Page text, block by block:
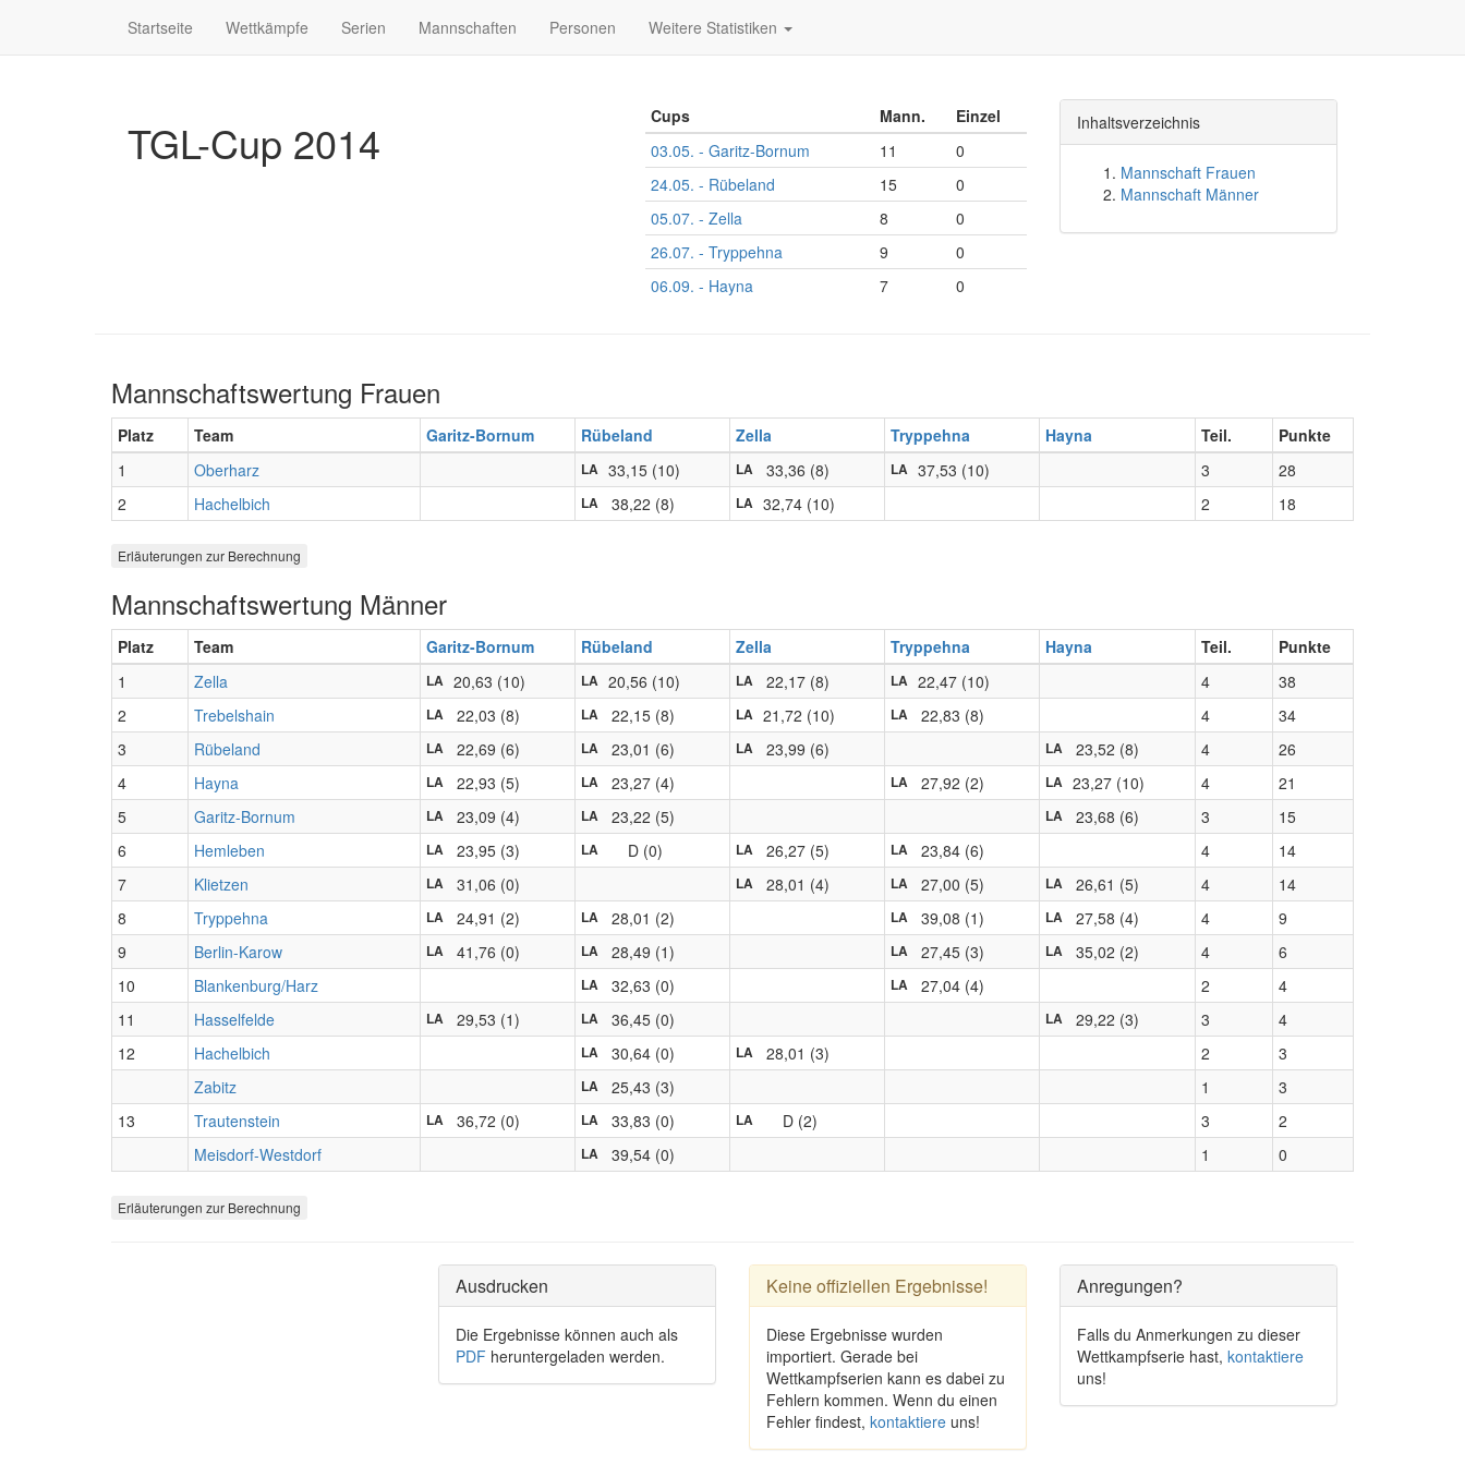
Startseite Wettkämpfe Serien Mannschaften Personen Weitere Statistiken
TGL-Cup 2014 Cups Mann.
Einzel
03.05. - Garitz-Bornum
11
0
24.05. - Rübeland
15
0
05.07. - Zella
8
0
26.07. - Tryppehna
9
0
06.09. - Hayna
7 0
Inhaltsverzeichnis
Mannschaft Frauen
Mannschaft Männer
Mannschaftswertung Frauen
Platz Team Garitz-Bornum Rübeland Zella Tryppehna Hayna Teil.
Punkte
1
Oberharz LA 33,15 (10) LA 33,36 (8) LA 37,53 (10) 3
28
2
Hachelbich LA 38,22 (8) LA 32,74 (10) 2 18
Erläuterungen zur Berechnung
Mannschaftswertung Männer
Platz Team Garitz-Bornum Rübeland Zella Tryppehna Hayna Teil.
Punkte
1
Zella LA 20,63 (10) LA 20,56 (10) LA 22,17 (8) LA 22,47 (10) 4
38
2
Trebelshain LA 22,03 (8) LA 22,15 (8) LA 21,72 (10) LA 22,83 (8) 4
34
3
Rübeland LA 22,69 (6) LA 23,01 (6) LA 23,99 (6) LA 23,52 (8) 4
26
4
Hayna LA 22,93 (5) LA 23,27 (4) LA 27,92 (2) LA 23,27 (10) 4
21
5
Garitz-Bornum LA 23,09 (4) LA 23,22 (5) LA 23,68 (6) 3
15
6
Hemleben LA 23,95 (3) LA D (0) LA 26,27 (5) LA 23,84 (6) 4
14
7
Klietzen LA 31,06 (0) LA 28,01 (4) LA 27,00 (5) LA 26,61 (5) 4
14
8
Tryppehna LA 24,91 (2) LA 28,01 (2) LA 39,08 (1) LA 27,58 (4) 4
9
9
Berlin-Karow LA 41,76 (0) LA 28,49 (1) LA 27,45 (3) LA 35,02 (2) 4
6
10
Blankenburg/Harz LA 32,63 (0) LA 27,04 (4) 2
4
11
Hasselfelde LA 29,53 (1) LA 36,45 (0) LA 29,22 (3) 3
4
12
Hachelbich LA 30,64 (0) LA 28,01 (3) 2
3
Zabitz
LA 25,43 (3) 1
3
13
Trautenstein LA 36,72 (0) LA 33,83 (0) LA D (2) 3
2
Meisdorf-Westdorf
LA 39,54 (0) 1 0
Erläuterungen zur Berechnung
Anregungen?
Falls du Anmerkungen zu dieser
Wettkampfserie hast, kontaktiere
uns!
Keine offiziellen Ergebnisse!
Diese Ergebnisse wurden
importiert. Gerade bei
Wettkampfserien kann es dabei zu
Fehlern kommen. Wenn du einen
Fehler findest, kontaktiere uns!
Ausdrucken
Die Ergebnisse können auch als
PDF heruntergeladen werden.